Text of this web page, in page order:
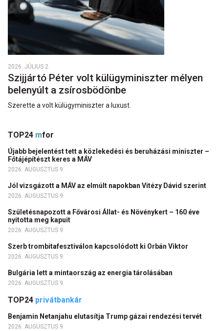
2026. JÚLIUS 2.
Szijjártó Péter volt külügyminiszter mélyen
belenyúlt a zsírosbödönbe
Szerette a volt külügyminiszter a luxust.
TOP24 mfor
Újabb bejelentést tett a közlekedési és beruházási miniszter –
Főtájépítészt keres a MÁV
2026. AUGUSZTUS 9.
Jól vizsgázott a MÁV az elmúlt napokban Vitézy Dávid szerint
2026. AUGUSZTUS 9.
Születésnapozott a Fővárosi Állat- és Növénykert – 160 éve
nyitotta meg kapuit
2026. AUGUSZTUS 9.
Szerb trombitafesztiválon kapcsolódott ki Orbán Viktor
2026. AUGUSZTUS 9.
Bulgária lett a mintaország az energia tárolásában
2026. AUGUSZTUS 9.
TOP24 privátbankár
Benjamin Netanjahu elutasítja Trump gázai rendezési tervét
2026. AUGUSZTUS 9.